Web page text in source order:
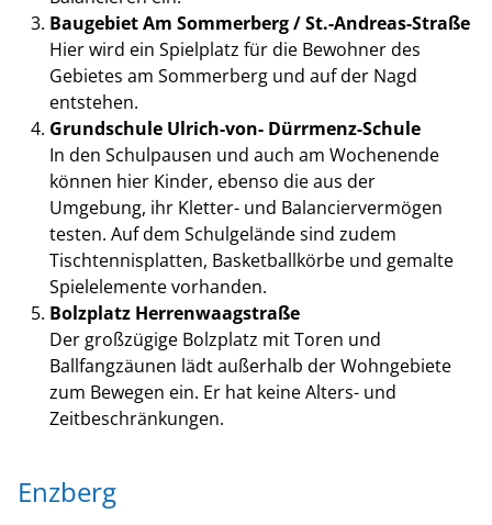
Baugebiet Am Sommerberg / St.-Andreas-Straße
Hier wird ein Spielplatz für die Bewohner des
Gebietes am Sommerberg und auf der Nagd
entstehen.
Grundschule Ulrich-von- Dürrmenz-Schule
In den Schulpausen und auch am Wochenende
können hier Kinder, ebenso die aus der
Umgebung, ihr Kletter- und Balanciervermögen
testen. Auf dem Schulgelände sind zudem
Tischtennisplatten, Basketballkörbe und gemalte
Spielelemente vorhanden.
Bolzplatz Herrenwaagstraße
Der großzügige Bolzplatz mit Toren und
Ballfangzäunen lädt außerhalb der Wohngebiete
zum Bewegen ein. Er hat keine Alters- und
Zeitbeschränkungen.
Enzberg